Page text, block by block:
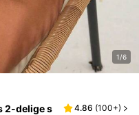
1/6
2-delige s
4.86 (100+)